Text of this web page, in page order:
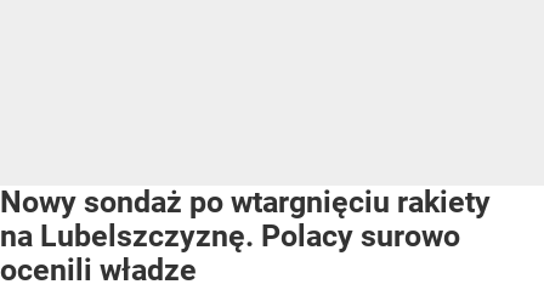
Nowy sondaż po wtargnięciu rakiety
na Lubelszczyznę. Polacy surowo
ocenili władze